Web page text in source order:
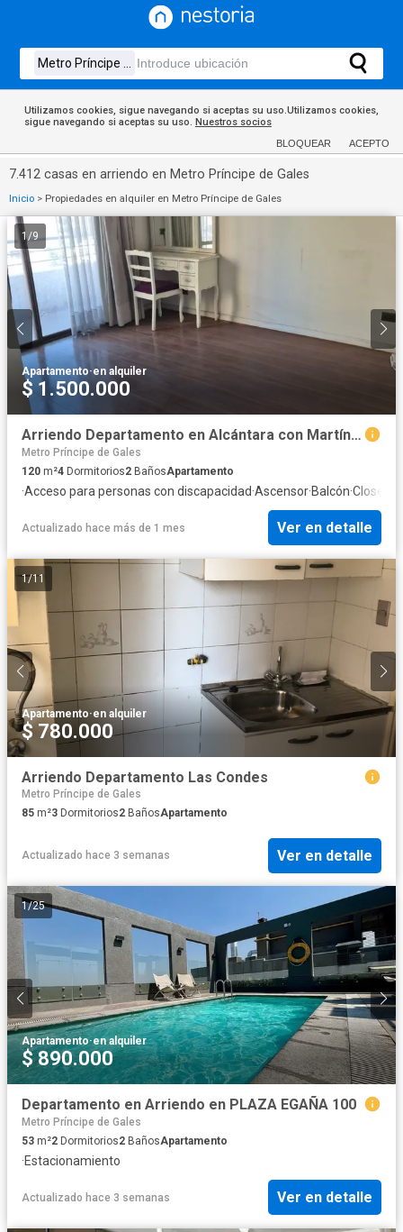
Utilizamos cookies, sigue navegando si aceptas su uso.Utilizamos cookies,
sigue navegando si aceptas su uso. Nuestros socios
BLOQUEAR ACEPTO
7.412 casas en arriendo en Metro Príncipe de Gales
Inicio > Propiedades en alquiler en Metro Príncipe de Gales
1/9
Apartamento·en alquiler
$ 1.500.000
Arriendo Departamento en Alcántara con Martín de Zamora - Las Condes
Metro Príncipe de Gales
120 m²4 Dormitorios2 BañosApartamento
·Acceso para personas con discapacidad·Ascensor·Balcón·Closet
Actualizado hace más de 1 mes Ver en detalle
1/11
Apartamento·en alquiler
$ 780.000
Arriendo Departamento Las Condes
Metro Príncipe de Gales
85 m²3 Dormitorios2 BañosApartamento
Actualizado hace 3 semanas Ver en detalle
1/25
Apartamento·en alquiler
$ 890.000
Departamento en Arriendo en PLAZA EGAÑA 100
Metro Príncipe de Gales
53 m²2 Dormitorios2 BañosApartamento
·Estacionamiento
Actualizado hace 3 semanas Ver en detalle